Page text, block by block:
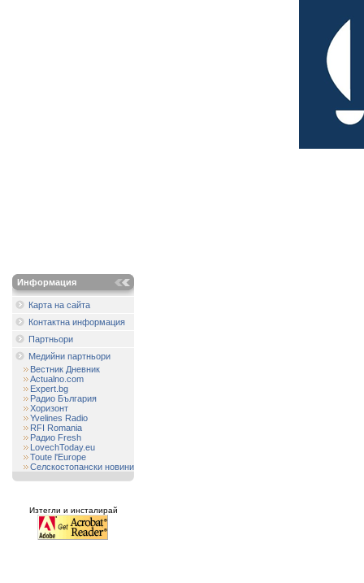
Информация
Карта на сайта
Контактна информация
Партньори
Медийни партньори
Вестник Дневник
Actualno.com
Expert.bg
Радио България
Хоризонт
Yvelines Radio
RFI Romania
Радио Fresh
LovechToday.eu
Toute l'Europe
Селскостопански новини
Изтегли и инсталирай